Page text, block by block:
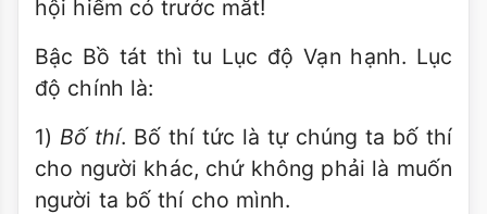
hội hiếm có trước mắt!
Bậc Bồ tát thì tu Lục độ Vạn hạnh. Lục
độ chính là:
1) Bố thí. Bố thí tức là tự chúng ta bố thí
cho người khác, chứ không phải là muốn
người ta bố thí cho mình.